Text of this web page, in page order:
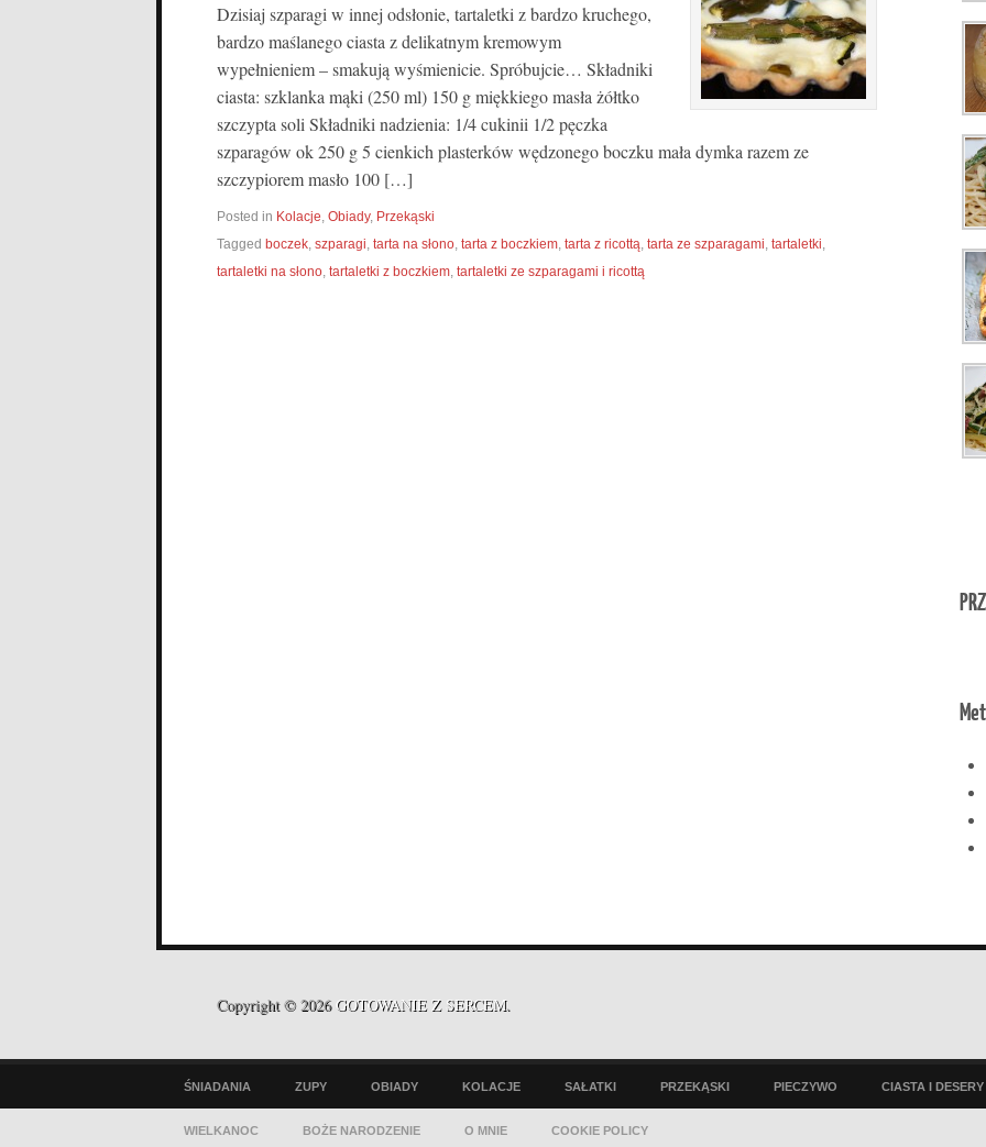
Dzisiaj szparagi w innej odsłonie, tartaletki z bardzo kruchego,
bardzo maślanego ciasta z delikatnym kremowym
wypełnieniem – smakują wyśmienicie. Spróbujcie… Składniki
ciasta: szklanka mąki (250 ml) 150 g miękkiego masła żółtko
szczypta soli Składniki nadzienia: 1/4 cukinii 1/2 pęczka
szparagów ok 250 g 5 cienkich plasterków wędzonego boczku mała dymka razem ze
szczypiorem masło 100 […]
Posted in Kolacje Obiady, Przekąski
Tagged boczek szparagi tarta na słono tarta z boczkiem tarta z ricottą tarta ze szparagami tartaletki
tartaletki na słono tartaletki z boczkiem tartaletki ze szparagami i ricottą
Copyright © 2026 GOTOWANIE Z SERCEM.
ŚNIADANIA ZUPY OBIADY KOLACJE SAŁATKI PRZEKĄSKI PIECZYWO CIASTA I DESERY
WIELKANOC BOŻE NARODZENIE O MNIE COOKIE POLICY